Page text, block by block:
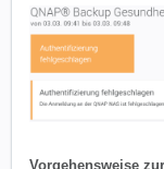
Vorgehensweise